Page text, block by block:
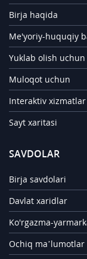
Birja haqida
Me'yoriy-huquqiy
Yuklab olish uchun
Muloqot uchun
Interaktiv xizmatlar
Sayt xaritasi
SAVDOLAR
Birja savdolari
Davlat xaridlar
Ko'rgazma-
Ochiq ma’lumotlar